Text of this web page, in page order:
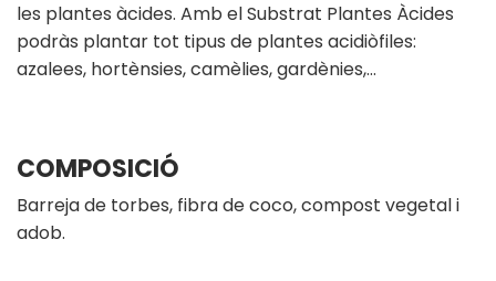
les plantes àcides. Amb el Substrat Plantes Àcides
podràs plantar tot tipus de plantes acidiòfiles:
azalees, hortènsies, camèlies, gardènies,…
COMPOSICIÓ
Barreja de torbes, fibra de coco, compost vegetal i
adob.